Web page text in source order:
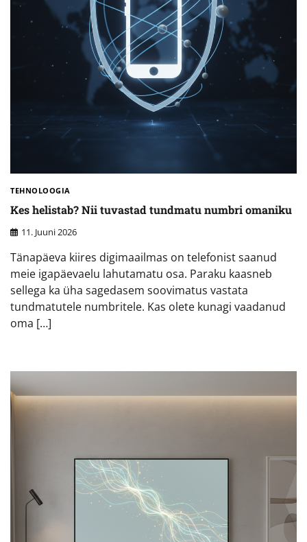
TEHNOLOOGIA
Kes helistab? Nii tuvastad tundmatu numbri omaniku
11. Juuni 2026
Tänapäeva kiires digimaailmas on telefonist saanud
meie igapäevaelu lahutamatu osa. Paraku kaasneb
sellega ka üha sagedasem soovimatus vastata
tundmatutele numbritele. Kas olete kunagi vaadanud
oma […]